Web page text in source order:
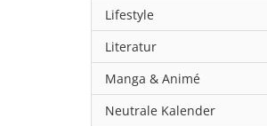
Lifestyle
Literatur
Manga & Animé
Neutrale Kalender